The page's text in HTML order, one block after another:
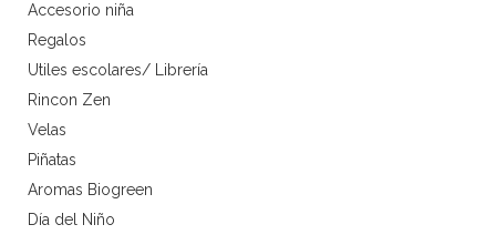
Accesorio niña
Regalos
Utiles escolares/ Librería
Rincon Zen
Velas
Piñatas
Aromas Biogreen
Día del Niño